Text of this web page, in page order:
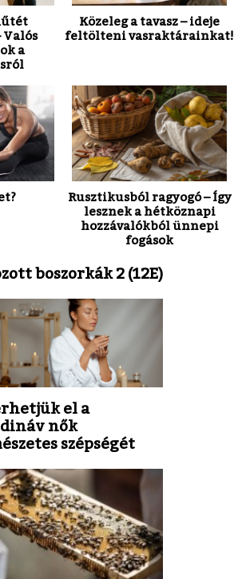
Valós
a
Közeleg a tavasz – ideje
feltölteni vasraktárainkat!
Rusztikusból ragyogó – Így
lesznek a hétköznapi
hozzávalókból ünnepi
fogások
boszorkák 2 (12E)
el a
nők
szépségét